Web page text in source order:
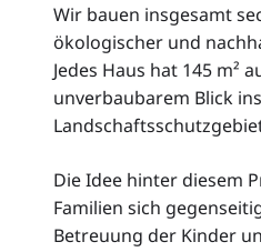
Wir bauen insgesamt
ökologischer und
Jedes Haus hat 145 m²
unverbaubarem Blick
Die Idee hinter diesem
Familien sich
Betreuung der Kinder